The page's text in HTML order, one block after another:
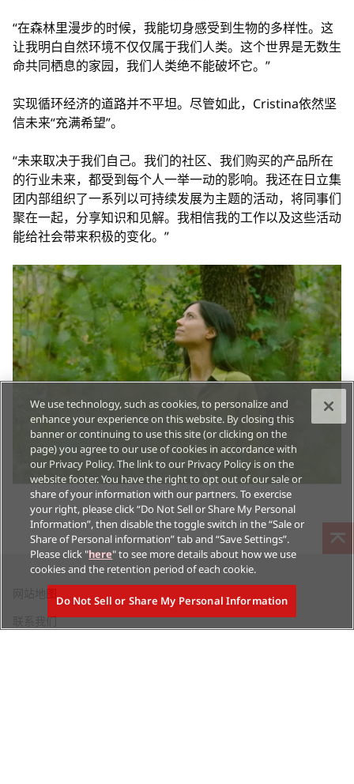
“在森林里漫步的时候，我能切身感受到生物的多样性。这
让我明白自然环境不仅仅属于我们人类。这个世界是无数生
命共同栖息的家园，我们人类绝不能破坏它。”
实现循环经济的道路并不平坦。尽管如此，Cristina依然坚
信未来“充满希望”。
“未来取决于我们自己。我们的社区、我们购买的产品所在
的行业未来，都受到每个人一举一动的影响。我还在日立集
团内部组织了一系列以可持续发展为主题的活动，将同事们
聚在一起，分享知识和见解。我相信我的工作以及这些活动
能给社会带来积极的变化。”
新
标
联系我们在
We use technology, such as cookies, to personalize and
enhance your experience on this website. By closing this
banner or continuing to use this site (or clicking on the
page) you agree to our use of cookies in accordance with
our Privacy Policy. The link to our Privacy Policy is on the
website footer. You have the right to opt out of our sale or
share of your information with our partners. To exercise
your right, please click “Do Not Sell or Share My Personal
Information”, then disable the toggle switch in the “Sale or
Share of Personal information” tab and “Save Settings”.
Please click "here" to see more details about how we use
cookies and the retention period of each cookie.
Do Not Sell or Share My Personal Information